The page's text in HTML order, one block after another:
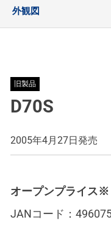
外観図
旧製品
D70S
2005年4月27日発売
オープンプライス※
JANコード：